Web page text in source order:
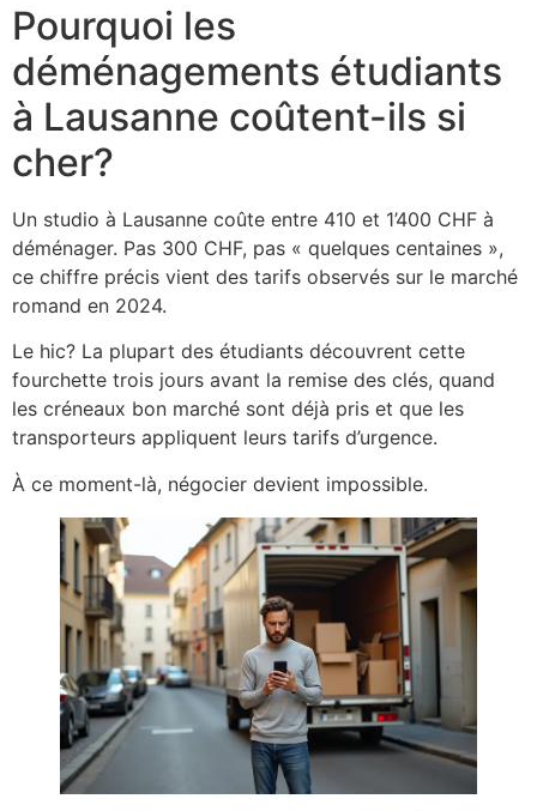
Pourquoi les
déménagements étudiants
à Lausanne coûtent-ils si
cher?
Un studio à Lausanne coûte entre 410 et 1’400 CHF à
déménager. Pas 300 CHF, pas « quelques centaines »,
ce chiffre précis vient des tarifs observés sur le marché
romand en 2024.
Le hic? La plupart des étudiants découvrent cette
fourchette trois jours avant la remise des clés, quand
les créneaux bon marché sont déjà pris et que les
transporteurs appliquent leurs tarifs d’urgence.
À ce moment-là, négocier devient impossible.